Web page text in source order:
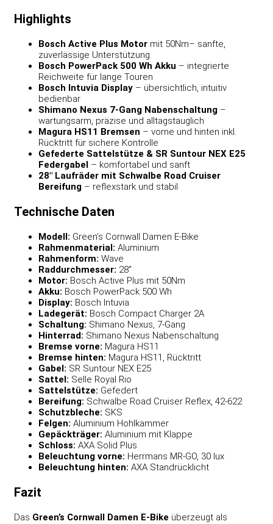
Highlights
Bosch Active Plus Motor mit 50Nm– sanfte,
zuverlässige Unterstützung
Bosch PowerPack 500 Wh Akku – integrierte
Reichweite für lange Touren
Bosch Intuvia Display – übersichtlich, intuitiv
bedienbar
Shimano Nexus 7-Gang Nabenschaltung –
wartungsarm, präzise und alltagstauglich
Magura HS11 Bremsen – vorne und hinten inkl.
Rücktritt für sichere Kontrolle
Gefederte Sattelstütze & SR Suntour NEX E25
Federgabel – komfortabel und sanft
28″ Laufräder mit Schwalbe Road Cruiser
Bereifung – reflexstark und stabil
Technische Daten
Modell: Green’s Cornwall Damen E-Bike
Rahmenmaterial: Aluminium
Rahmenform: Wave
Raddurchmesser: 28″
Motor: Bosch Active Plus mit 50Nm
Akku: Bosch PowerPack 500 Wh
Display: Bosch Intuvia
Ladegerät: Bosch Compact Charger 2A
Schaltung: Shimano Nexus, 7-Gang
Hinterrad: Shimano Nexus Nabenschaltung
Bremse vorne: Magura HS11
Bremse hinten: Magura HS11, Rücktritt
Gabel: SR Suntour NEX E25
Sattel: Selle Royal Rio
Sattelstütze: Gefedert
Bereifung: Schwalbe Road Cruiser Reflex, 42-622
Schutzbleche: SKS
Felgen: Aluminium Hohlkammer
Gepäckträger: Aluminium mit Klappe
Schloss: AXA Solid Plus
Beleuchtung vorne: Herrmans MR-GO, 30 lux
Beleuchtung hinten: AXA Standrücklicht
Fazit
Das Green’s Cornwall Damen E-Bike überzeugt als